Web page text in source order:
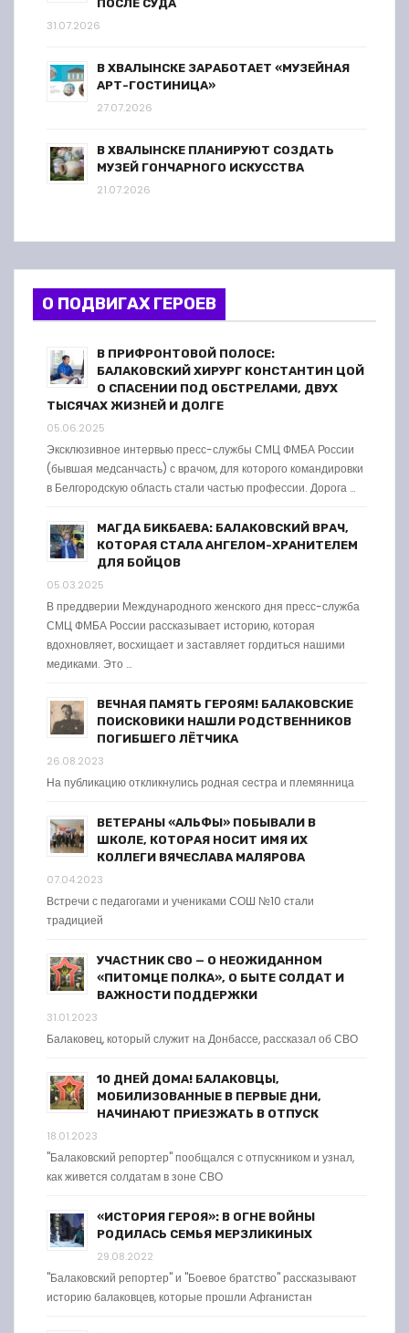
ПОСЛЕ СУДА
31.07.2026
В ХВАЛЫНСКЕ ЗАРАБОТАЕТ «МУЗЕЙНАЯ
АРТ-ГОСТИНИЦА»
27.07.2026
В ХВАЛЫНСКЕ ПЛАНИРУЮТ СОЗДАТЬ
МУЗЕЙ ГОНЧАРНОГО ИСКУССТВА
21.07.2026
О ПОДВИГАХ ГЕРОЕВ
В ПРИФРОНТОВОЙ ПОЛОСЕ:
БАЛАКОВСКИЙ ХИРУРГ КОНСТАНТИН ЦОЙ
О СПАСЕНИИ ПОД ОБСТРЕЛАМИ, ДВУХ
ТЫСЯЧАХ ЖИЗНЕЙ И ДОЛГЕ
05.06.2025
Эксклюзивное интервью пресс-службы СМЦ ФМБА России
(бывшая медсанчасть) с врачом, для которого командировки
в Белгородскую область стали частью профессии. Дорога …
МАГДА БИКБАЕВА: БАЛАКОВСКИЙ ВРАЧ,
КОТОРАЯ СТАЛА АНГЕЛОМ-ХРАНИТЕЛЕМ
ДЛЯ БОЙЦОВ
05.03.2025
В преддверии Международного женского дня пресс-служба
СМЦ ФМБА России рассказывает историю, которая
вдохновляет, восхищает и заставляет гордиться нашими
медиками. Это …
ВЕЧНАЯ ПАМЯТЬ ГЕРОЯМ! БАЛАКОВСКИЕ
ПОИСКОВИКИ НАШЛИ РОДСТВЕННИКОВ
ПОГИБШЕГО ЛЁТЧИКА
26.08.2023
На публикацию откликнулись родная сестра и племянница
ВЕТЕРАНЫ «АЛЬФЫ» ПОБЫВАЛИ В
ШКОЛЕ, КОТОРАЯ НОСИТ ИМЯ ИХ
КОЛЛЕГИ ВЯЧЕСЛАВА МАЛЯРОВА
07.04.2023
Встречи с педагогами и учениками СОШ №10 стали
традицией
УЧАСТНИК СВО — О НЕОЖИДАННОМ
«ПИТОМЦЕ ПОЛКА», О БЫТЕ СОЛДАТ И
ВАЖНОСТИ ПОДДЕРЖКИ
31.01.2023
Балаковец, который служит на Донбассе, рассказал об СВО
10 ДНЕЙ ДОМА! БАЛАКОВЦЫ,
МОБИЛИЗОВАННЫЕ В ПЕРВЫЕ ДНИ,
НАЧИНАЮТ ПРИЕЗЖАТЬ В ОТПУСК
18.01.2023
"Балаковский репортер" пообщался с отпускником и узнал,
как живется солдатам в зоне СВО
«ИСТОРИЯ ГЕРОЯ»: В ОГНЕ ВОЙНЫ
РОДИЛАСЬ СЕМЬЯ МЕРЗЛИКИНЫХ
29.08.2022
"Балаковский репортер" и "Боевое братство" рассказывают
историю балаковцев, которые прошли Афганистан